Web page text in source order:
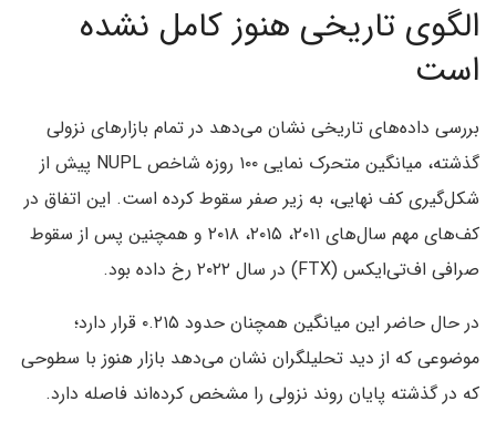
الگوی تاریخی هنوز کامل نشده
است
بررسی داده‌های تاریخی نشان می‌دهد در تمام بازارهای نزولی
گذشته، میانگین متحرک نمایی ۱۰۰ روزه شاخص NUPL پیش از
شکل‌گیری کف نهایی، به زیر صفر سقوط کرده است. این اتفاق در
کف‌های مهم سال‌های ۲۰۱۱، ۲۰۱۵، ۲۰۱۸ و همچنین پس از سقوط
صرافی اف‌تی‌ایکس (FTX) در سال ۲۰۲۲ رخ داده بود.
در حال حاضر این میانگین همچنان حدود ۰.۲۱۵ قرار دارد؛
موضوعی که از دید تحلیلگران نشان می‌دهد بازار هنوز با سطوحی
که در گذشته پایان روند نزولی را مشخص کرده‌اند فاصله دارد.